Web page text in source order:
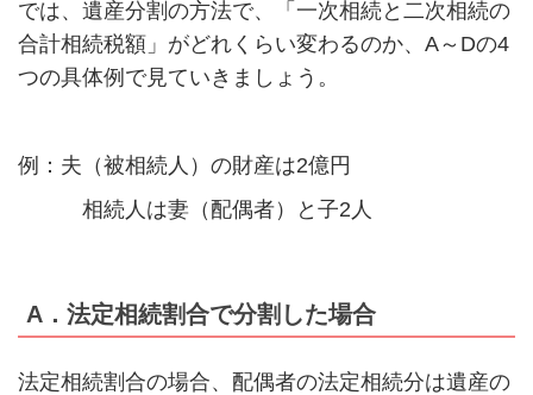
では、遺産分割の方法で、「一次相続と二次相続の
合計相続税額」がどれくらい変わるのか、A～Dの4
つの具体例で見ていきましょう。
例：夫（被相続人）の財産は2億円
相続人は妻（配偶者）と子2人
A．法定相続割合で分割した場合
法定相続割合の場合、配偶者の法定相続分は遺産の